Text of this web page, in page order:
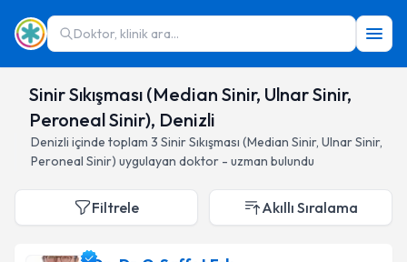
Doktor, klinik ara...
Sinir Sıkışması (Median Sinir, Ulnar Sinir,
Peroneal Sinir), Denizli
Denizli içinde toplam 3 Sinir Sıkışması (Median Sinir, Ulnar Sinir,
Peroneal Sinir) uygulayan doktor - uzman bulundu
Filtrele Akıllı Sıralama